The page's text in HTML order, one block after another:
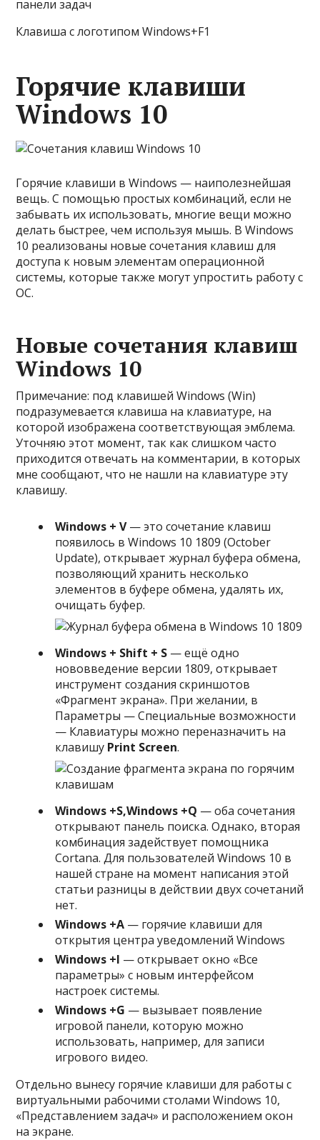
панели задач
Клавиша с логотипом Windows+F1
Горячие клавиши
Windows 10
Горячие клавиши в Windows — наиполезнейшая
вещь. С помощью простых комбинаций, если не
забывать их использовать, многие вещи можно
делать быстрее, чем используя мышь. В Windows
10 реализованы новые сочетания клавиш для
доступа к новым элементам операционной
системы, которые также могут упростить работу с
ОС.
Новые сочетания клавиш
Windows 10
Примечание: под клавишей Windows (Win)
подразумевается клавиша на клавиатуре, на
которой изображена соответствующая эмблема.
Уточняю этот момент, так как слишком часто
приходится отвечать на комментарии, в которых
мне сообщают, что не нашли на клавиатуре эту
клавишу.
Windows + V— это сочетание клавиш
появилось в Windows 10 1809 (October
Update), открывает журнал буфера обмена,
позволяющий хранить несколько
элементов в буфере обмена, удалять их,
очищать буфер.
Windows + Shift + S — ещё одно
нововведение версии 1809, открывает
инструмент создания скриншотов
«Фрагмент экрана». При желании, в
Параметры — Специальные возможности
— Клавиатуры можно переназначить на
клавишу Print Screen.
Windows +S,Windows +Q — оба сочетания
открывают панель поиска. Однако, вторая
комбинация задействует помощника
Cortana. Для пользователей Windows 10 в
нашей стране на момент написания этой
статьи разницы в действии двух сочетаний
нет.
Windows +A — горячие клавиши для
открытия центра уведомлений Windows
Windows +I — открывает окно «Все
параметры» с новым интерфейсом
настроек системы.
Windows +G — вызывает появление
игровой панели, которую можно
использовать, например, для записи
игрового видео.
Отдельно вынесу горячие клавиши для работы с
виртуальными рабочими столами Windows 10,
«Представлением задач» и расположением окон
на экране.